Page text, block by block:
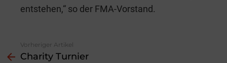
entstehen,“ so der FMA-Vorstand.
more
Vorheriger Artikel
Charity Turnier